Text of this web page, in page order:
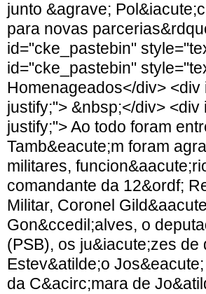
junto &agrave;
para novas
id="cke_pastebin"
id="cke_pastebin"
Homenageados</div>
justify;"> &nbsp;</div>
justify;"> Ao todo foram
Tamb&eacute;m foram
militares,
comandante da 12&ordf;
Militar, Coronel
Gon&ccedil;alves, o
(PSB), os ju&iacute;zes
Estev&atilde;o
da C&acirc;mara de